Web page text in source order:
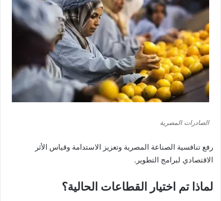
الصادرات المصرية
رفع تنافسية الصناعة المصرية وتعزيز الاستدامة وقياس الأثر
الاقتصادي لبرامج التطوير.
لماذا تم اختيار القطاعات الحالية؟